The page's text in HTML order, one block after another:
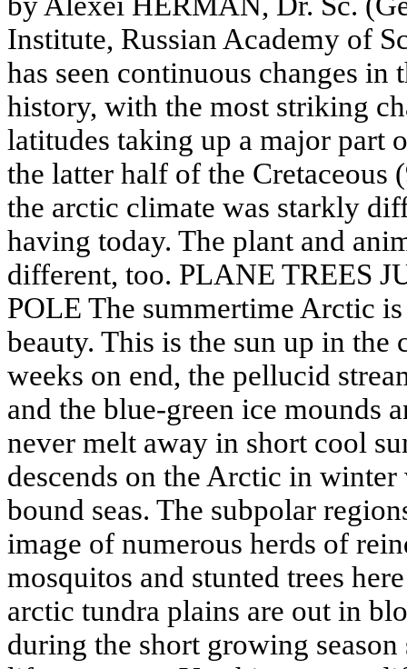
Institute, Russian Academy of
has seen continuous changes
history, with the most striking
latitudes taking up a major part
the latter half of the Cretaceous
the arctic climate was starkly
having today. The plant and
different, too. PLANE TREES
POLE The summertime Arctic
beauty. This is the sun up in the
weeks on end, the pellucid
and the blue-green ice mounds
never melt away in short cool
descends on the Arctic in
bound seas. The subpolar
image of numerous herds of
mosquitos and stunted trees
arctic tundra plains are out in
during the short growing